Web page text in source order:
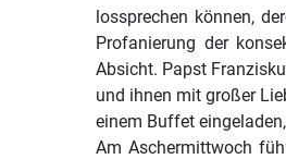
lossprechen können,
Profanierung der
Absicht. Papst
und ihnen mit großer
einem Buffet
Am Aschermittwoch